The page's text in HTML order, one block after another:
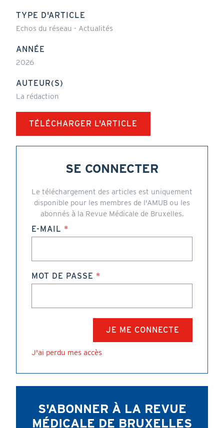
TYPE D'ARTICLE
Echos du réseau - Actualités
ANNÉE
2026
AUTEUR(S)
La rédaction
TÉLÉCHARGER L'ARTICLE
SE CONNECTER
Le téléchargement des articles est uniquement
disponible pour les membres de l'AMUB ou les
abonnés à la Revue Médicale de Bruxelles.
E-MAIL
MOT DE PASSE
J'ai perdu mes accès
S'ABONNER À LA REVUE
MÉDICALE DE BRUXELLES